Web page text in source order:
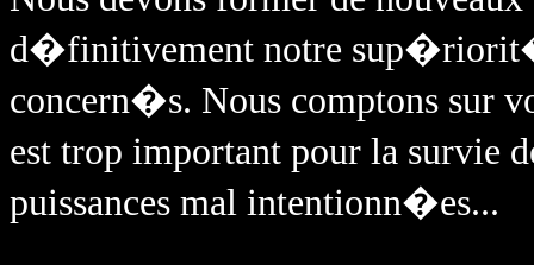
d�finitivement notre
concern�s. Nous comptons
est trop important pour la survie
puissances mal intentionn�es...